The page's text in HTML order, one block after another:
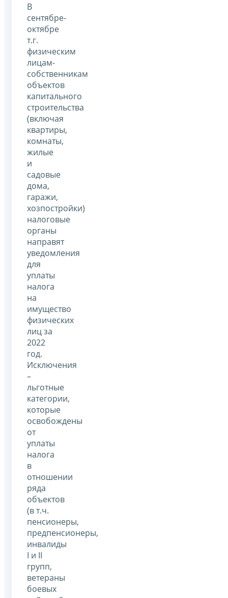
В
сентябре-
октябре
т.г.
физическим
лицам-
собственникам
объектов
капитального
строительства
(включая
квартиры,
комнаты,
жилые
и
садовые
дома,
гаражи,
хозпостройки)
налоговые
органы
направят
уведомления
для
уплаты
налога
на
имущество
физических
лиц за
2022
год.
Исключения
–
льготные
категории,
которые
освобождены
от
уплаты
налога
в
отношении
ряда
объектов
(в т.ч.
пенсионеры,
предпенсионеры,
инвалиды
I и II
групп,
ветераны
боевых